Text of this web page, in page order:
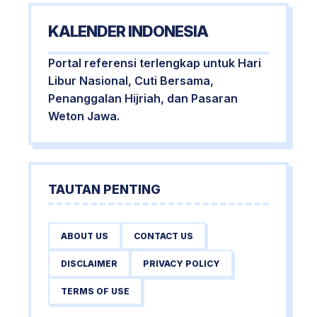
KALENDER INDONESIA
Portal referensi terlengkap untuk Hari
Libur Nasional, Cuti Bersama,
Penanggalan Hijriah, dan Pasaran
Weton Jawa.
TAUTAN PENTING
ABOUT US CONTACT US
DISCLAIMER PRIVACY POLICY
TERMS OF USE